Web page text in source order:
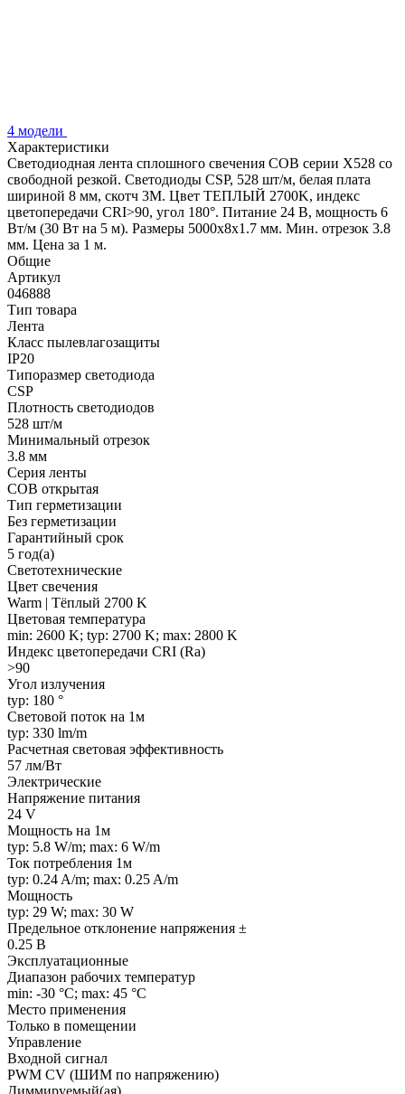
4 модели
Характеристики
Светодиодная лента сплошного свечения COB серии X528 со
свободной резкой. Светодиоды CSP, 528 шт/м, белая плата
шириной 8 мм, скотч 3M. Цвет ТЕПЛЫЙ 2700K, индекс
цветопередачи CRI>90, угол 180°. Питание 24 В, мощность 6
Вт/м (30 Вт на 5 м). Размеры 5000х8х1.7 мм. Мин. отрезок 3.8
мм. Цена за 1 м.
Общие
Артикул
046888
Тип товара
Лента
Класс пылевлагозащиты
IP20
Типоразмер светодиода
CSP
Плотность светодиодов
528 шт/м
Минимальный отрезок
3.8 мм
Серия ленты
COB открытая
Тип герметизации
Без герметизации
Гарантийный срок
5 год(а)
Светотехнические
Цвет свечения
Warm | Тёплый 2700 K
Цветовая температура
min: 2600 K; typ: 2700 K; max: 2800 K
Индекс цветопередачи CRI (Ra)
>90
Угол излучения
typ: 180 °
Световой поток на 1м
typ: 330 lm/m
Расчетная световая эффективность
57 лм/Вт
Электрические
Напряжение питания
24 V
Мощность на 1м
typ: 5.8 W/m; max: 6 W/m
Ток потребления 1м
typ: 0.24 A/m; max: 0.25 A/m
Мощность
typ: 29 W; max: 30 W
Предельное отклонение напряжения ±
0.25 В
Эксплуатационные
Диапазон рабочих температур
min: -30 °C; max: 45 °C
Место применения
Только в помещении
Управление
Входной сигнал
PWM СV (ШИМ по напряжению)
Диммируемый(ая)